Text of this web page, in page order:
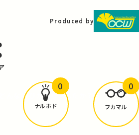
Produced by
どんな学びがありましたか？
ナルホド
0
フカマル
0